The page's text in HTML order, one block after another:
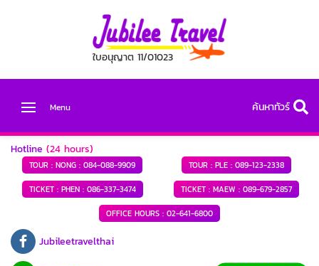
ใบอนุญาต 11/01023
Menu ค้นหาทัวร์
Hotline (24 hours)
TOUR : NONG : 084-088-9909 TOUR : PLE : 089-123-2338
TICKET : PHEN :086-337-3474 TICKET : MAEW : 089-679-2857
OFFICE HOURS : 02-641-6800
Jubileetravelthai